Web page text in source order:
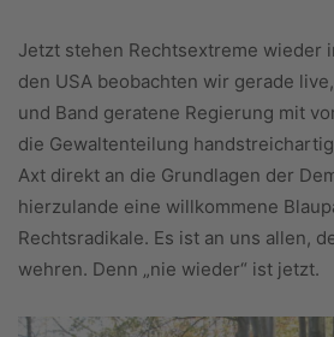
Jetzt stehen Rechtsextreme wieder
den USA beobachten wir gerade
und Band geratene Regierung mit
die Gewaltenteilung
Axt direkt an die Grundlagen der
hierzulande eine willkommene
Rechtsradikale. Es ist an uns allen,
wehren. Denn „nie wieder“ ist jetzt.